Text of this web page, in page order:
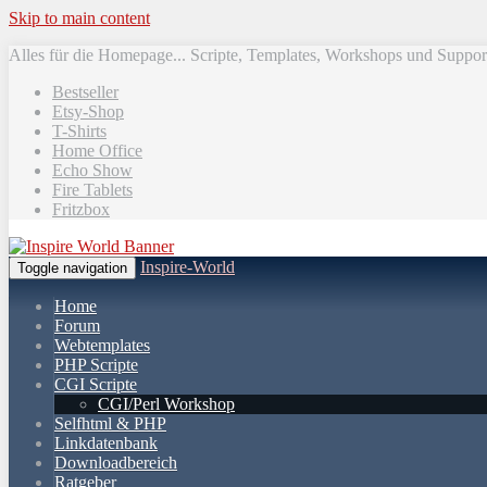
Skip to main content
Alles für die Homepage... Scripte, Templates, Workshops und
Bestseller
Etsy-Shop
T-Shirts
Home Office
Echo Show
Fire Tablets
Fritzbox
Toggle navigation Inspire-World
Home
Forum
Webtemplates
PHP Scripte
CGI Scripte
CGI/Perl Workshop
Selfhtml & PHP
Linkdatenbank
Downloadbereich
Ratgeber